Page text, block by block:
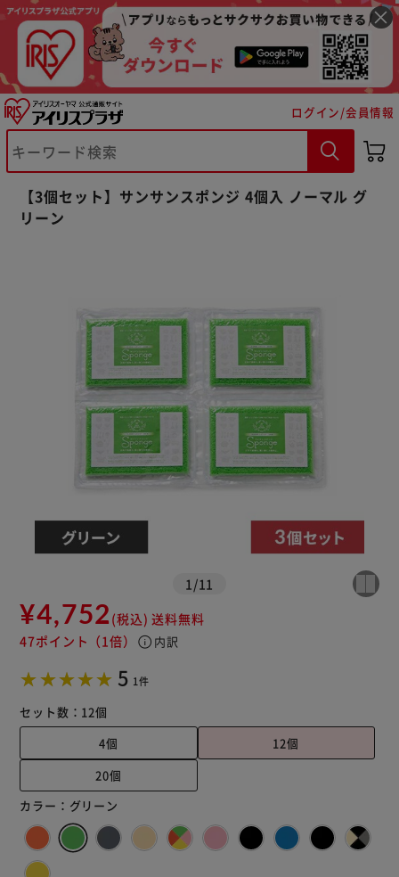
ログイン/会員情報
【3個セット】サンサンスポンジ 4個入 ノーマル グ
リーン
1 /11
¥4,752 (税込) 送料無料
47ポイント （1倍） info 内訳
5 1件
セット数： 12個
4個
12個
20個
カラー： グリーン
※ご確認ください